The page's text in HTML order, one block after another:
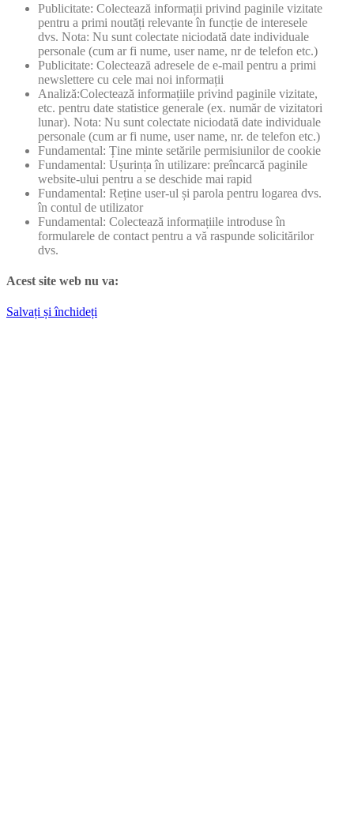
Publicitate: Colectează informații privind paginile vizitate
pentru a primi noutăți relevante în funcție de interesele
dvs. Nota: Nu sunt colectate niciodată date individuale
personale (cum ar fi nume, user name, nr de telefon etc.)
Publicitate: Colectează adresele de e-mail pentru a primi
newslettere cu cele mai noi informații
Analiză:Colectează informațiile privind paginile vizitate,
etc. pentru date statistice generale (ex. număr de vizitatori
lunar). Nota: Nu sunt colectate niciodată date individuale
personale (cum ar fi nume, user name, nr. de telefon etc.)
Fundamental: Ține minte setările permisiunilor de cookie
Fundamental: Ușurința în utilizare: preîncarcă paginile
website-ului pentru a se deschide mai rapid
Fundamental: Reține user-ul și parola pentru logarea dvs.
în contul de utilizator
Fundamental: Colectează informațiile introduse în
formularele de contact pentru a vă raspunde solicitărilor
dvs.
Acest site web nu va:
Salvați și închideți